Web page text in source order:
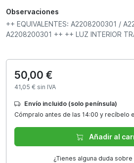
Observaciones
++ EQUIVALENTES: A2208200301 /
A2208200301 ++ ++ LUZ INTERIOR
50,00 €
41,05 € sin IVA
Envío incluido (solo península)
Cómpralo antes de las 14:00 y recíbelo
Añadir al
¿Tienes alguna duda